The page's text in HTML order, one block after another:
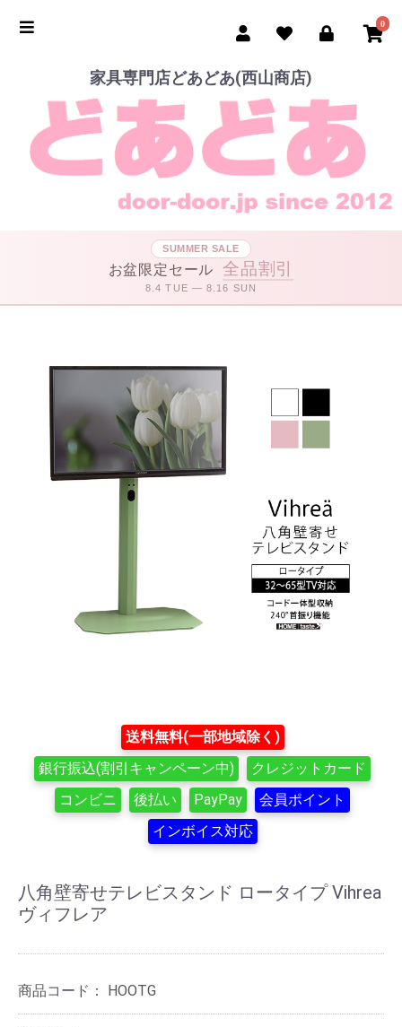
0
家具専門店どあどあ(西山商店)
SUMMER SALE
お盆限定セール 全品割引
8.4 TUE — 8.16 SUN
送料無料(一部地域除く)
銀行振込(割引キャンペーン中)
クレジットカード
コンビニ
後払い PayPay
会員ポイント
インボイス対応
八角壁寄せテレビスタンド ロータイプ Vihrea
ヴィフレア
商品コード： HOOTG